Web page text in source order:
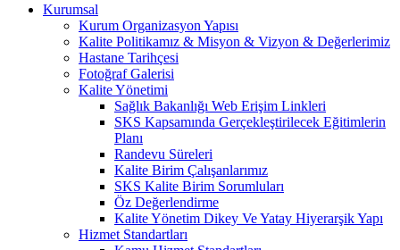
Kurumsal
Kurum Organizasyon Yapısı
Kalite Politikamız & Misyon & Vizyon & Değerlerimiz
Hastane Tarihçesi
Fotoğraf Galerisi
Kalite Yönetimi
Sağlık Bakanlığı Web Erişim Linkleri
SKS Kapsamında Gerçekleştirilecek Eğitimlerin
Planı
Randevu Süreleri
Kalite Birim Çalışanlarımız
SKS Kalite Birim Sorumluları
Öz Değerlendirme
Kalite Yönetim Dikey Ve Yatay Hiyerarşik Yapı
Hizmet Standartları